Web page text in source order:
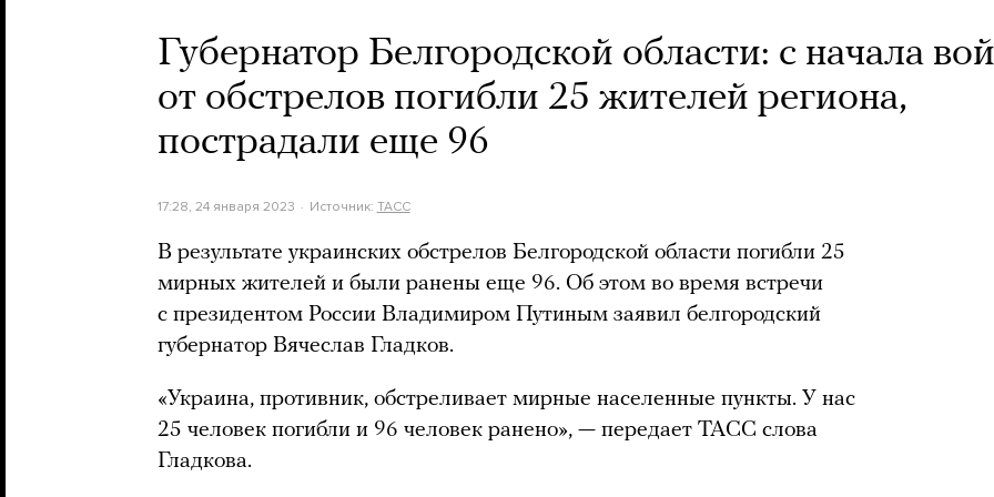
Губернатор Белгородской области: с начала
от обстрелов погибли 25 жителей региона,
пострадали еще 96
17:28, 24 января 2023 Источник: ТАСС
В результате украинских обстрелов Белгородской области погибли 25
мирных жителей и были ранены еще 96. Об этом во время встречи
с президентом России Владимиром Путиным заявил белгородский
губернатор Вячеслав Гладков.
«Украина, противник, обстреливает мирные населенные пункты. У нас
25 человек погибли и 96 человек ранено», — передает ТАСС слова
Гладкова.